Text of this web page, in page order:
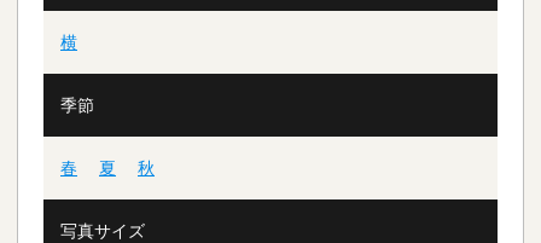
横
季節
春 夏 秋
写真サイズ